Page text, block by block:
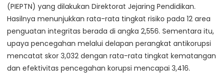
(PIEPTN) yang dilakukan Direktorat Jejaring Pendidikan.
Hasilnya menunjukkan rata-rata tingkat risiko pada 12 area
penguatan integritas berada di angka 2,556. Sementara itu,
upaya pencegahan melalui delapan perangkat antikorupsi
mencatat skor 3,032 dengan rata-rata tingkat kematangan
dan efektivitas pencegahan korupsi mencapai 3,416.